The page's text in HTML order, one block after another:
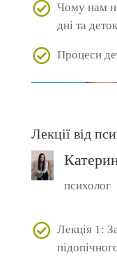
Чому нам
дні та
Процеси
Лекції від
психолог
Лекція 1: